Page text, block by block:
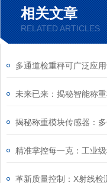
相关文章
RELATED ARTICLES